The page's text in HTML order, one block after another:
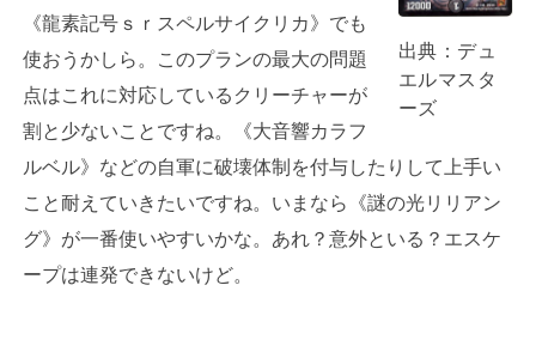
出典： デュ
エルマスタ
ーズ
《龍素記号ｓｒスペルサイクリカ》でも
使おうかしら。このプランの最大の問題
点はこれに対応しているクリーチャーが
割と少ないことですね。《大音響カラフ
ルベル》などの自軍に破壊体制を付与したりして上手い
こと耐えていきたいですね。いまなら《謎の光リリアン
グ》が一番使いやすいかな。あれ？意外といる？エスケ
ープは連発できないけど。